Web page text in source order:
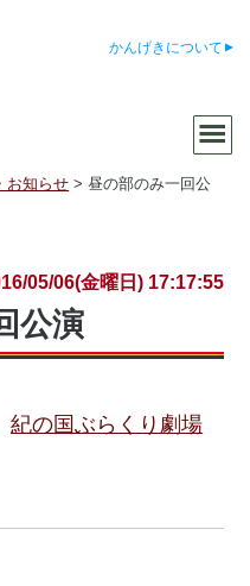
かんげきについて
お知らせ >昼の部のみ一回公
05/06(金曜日) 17:17:55
公演
紀の国ぶらくり劇場